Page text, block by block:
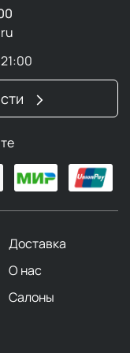
Raymore‑50E
и
коллагена,
акне и
Доставка
О нас
Салоны